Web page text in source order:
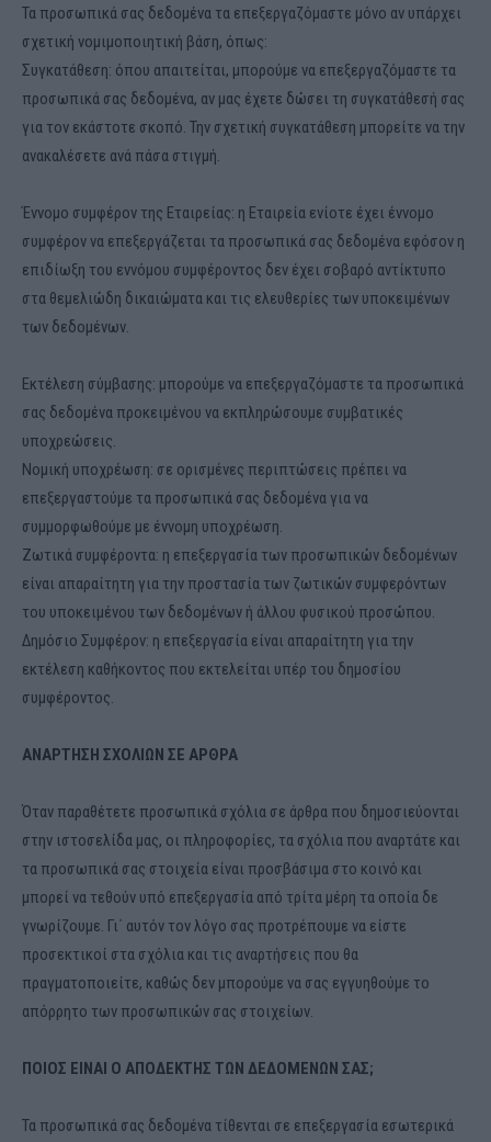
Τα προσωπικά σας δεδομένα τα επεξεργαζόμαστε μόνο αν υπάρχει
σχετική νομιμοποιητική βάση, όπως:
Συγκατάθεση: όπου απαιτείται, μπορούμε να επεξεργαζόμαστε τα
προσωπικά σας δεδομένα, αν μας έχετε δώσει τη συγκατάθεσή σας
για τον εκάστοτε σκοπό. Την σχετική συγκατάθεση μπορείτε να την
ανακαλέσετε ανά πάσα στιγμή.
Έννομο συμφέρον της Εταιρείας: η Εταιρεία ενίοτε έχει έννομο
συμφέρον να επεξεργάζεται τα προσωπικά σας δεδομένα εφόσον η
επιδίωξη του εννόμου συμφέροντος δεν έχει σοβαρό αντίκτυπο
στα θεμελιώδη δικαιώματα και τις ελευθερίες των υποκειμένων
των δεδομένων.
Εκτέλεση σύμβασης: μπορούμε να επεξεργαζόμαστε τα προσωπικά
σας δεδομένα προκειμένου να εκπληρώσουμε συμβατικές
υποχρεώσεις.
Νομική υποχρέωση: σε ορισμένες περιπτώσεις πρέπει να
επεξεργαστούμε τα προσωπικά σας δεδομένα για να
συμμορφωθούμε με έννομη υποχρέωση.
Ζωτικά συμφέροντα: η επεξεργασία των προσωπικών δεδομένων
είναι απαραίτητη για την προστασία των ζωτικών συμφερόντων
του υποκειμένου των δεδομένων ή άλλου φυσικού προσώπου.
Δημόσιο Συμφέρον: η επεξεργασία είναι απαραίτητη για την
εκτέλεση καθήκοντος που εκτελείται υπέρ του δημοσίου
συμφέροντος.
ΑΝΑΡΤΗΣΗ ΣΧΟΛΙΩΝ ΣΕ ΑΡΘΡΑ
Όταν παραθέτετε προσωπικά σχόλια σε άρθρα που δημοσιεύονται
στην ιστοσελίδα μας, οι πληροφορίες, τα σχόλια που αναρτάτε και
τα προσωπικά σας στοιχεία είναι προσβάσιμα στο κοινό και
μπορεί να τεθούν υπό επεξεργασία από τρίτα μέρη τα οποία δε
γνωρίζουμε. Γι΄ αυτόν τον λόγο σας προτρέπουμε να είστε
προσεκτικοί στα σχόλια και τις αναρτήσεις που θα
πραγματοποιείτε, καθώς δεν μπορούμε να σας εγγυηθούμε το
απόρρητο των προσωπικών σας στοιχείων.
ΠΟΙΟΣ ΕΙΝΑΙ Ο ΑΠΟΔΕΚΤΗΣ ΤΩΝ ΔΕΔΟΜΕΝΩΝ ΣΑΣ;
Τα προσωπικά σας δεδομένα τίθενται σε επεξεργασία εσωτερικά